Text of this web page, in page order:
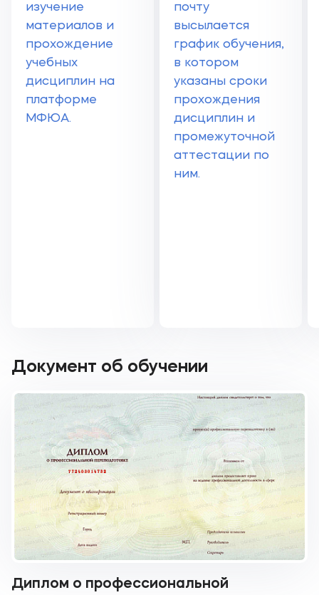
изучение
материалов и
прохождение
учебных
дисциплин на
платформе
МФЮА.
почту
высылается
график обучения,
в котором
указаны сроки
прохождения
дисциплин и
промежуточной
аттестации по
ним.
Документ об обучении
Диплом о профессиональной